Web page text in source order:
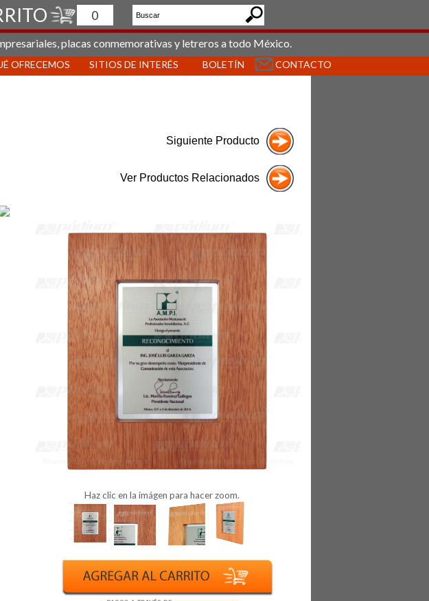
0
placas conmemorativas y letreros a todo México.
OFRECEMOS SITIOS DE INTERÉS BOLETÍN CONTACTO
Haz clic en la imágen para hacer zoom.